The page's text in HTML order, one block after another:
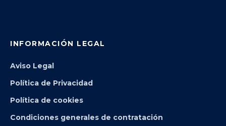
INFORMACIÓN LEGAL
Aviso Legal
Política de Privacidad
Política de cookies
Condiciones generales de contratación